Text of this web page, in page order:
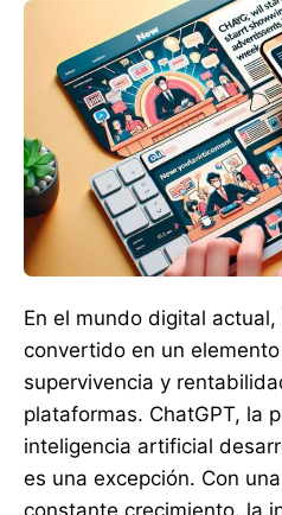
En el mundo digital
convertido en un
supervivencia y
plataformas. ChatGPT, la
inteligencia artificial
es una excepción. Con